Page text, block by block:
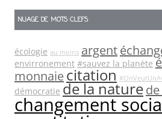
NUAGE DE MOTS CLEFS
écologie au moins argent
envirronement #sauvez la planète
monnaiecitation
démocratie de la nature
changement